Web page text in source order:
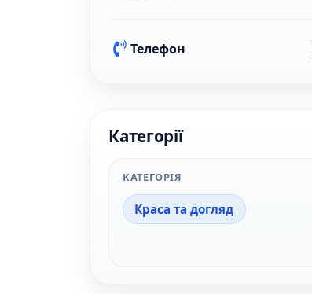
Телефон
Категорії
КАТЕГОРІЯ
Краса та догляд